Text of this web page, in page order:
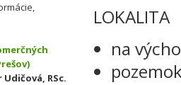
LOKALITA
na
Udičová, RSc.